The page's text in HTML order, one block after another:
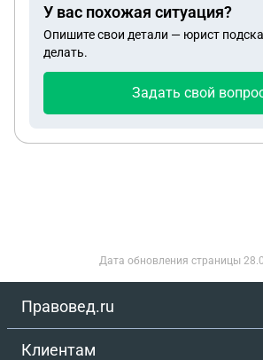
У вас похожая ситуация?
Опишите свои детали — юрист
делать.
Задать свой
Дата обновления страницы
Правовед.ru
Клиентам